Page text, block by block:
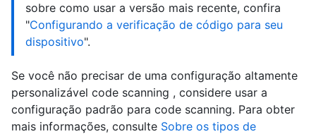
sobre como usar a versão mais recente, confira
"Configurando a verificação de código para seu
dispositivo".
Se você não precisar de uma configuração altamente
personalizável code scanning , considere usar a
configuração padrão para code scanning. Para obter
mais informações, consulte Sobre os tipos de